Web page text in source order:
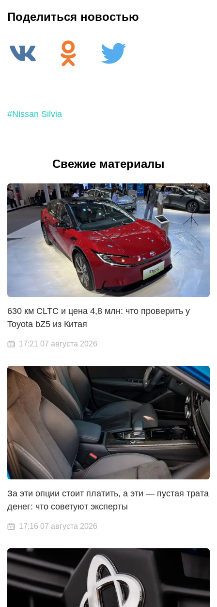
Поделиться новостью
#Nissan Silvia
Свежие материалы
630 км CLTC и цена 4,8 млн: что проверить у
Toyota bZ5 из Китая
17:21 07 августа 2026
За эти опции стоит платить, а эти — пустая трата
денег: что советуют эксперты
17:16 07 августа 2026